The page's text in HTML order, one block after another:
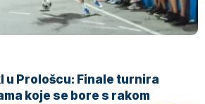
u Prološcu: Finale turnira
koje se bore s rakom